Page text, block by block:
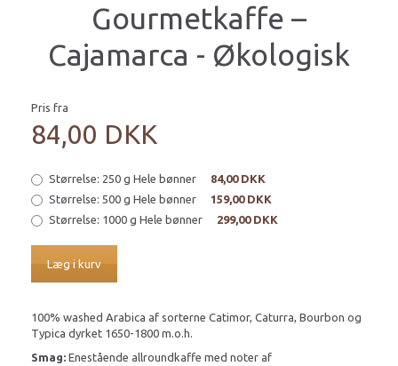
Gourmetkaffe –
Cajamarca - Økologisk
Pris fra
84,00 DKK
Størrelse: 250 g Hele bønner
84,00 DKK
Størrelse: 500 g Hele bønner
159,00 DKK
Størrelse: 1000 g Hele bønner 299,00 DKK
Læg i kurv
100% washed Arabica af sorterne Catimor, Caturra, Bourbon og
Typica dyrket 1650-1800 m.o.h.
Smag: Enestående allroundkaffe med noter af